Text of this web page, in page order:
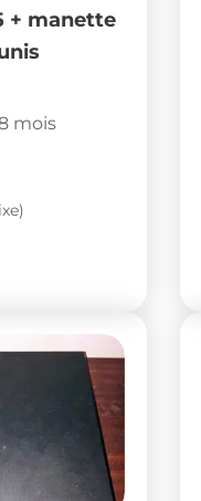
+ manette
mois